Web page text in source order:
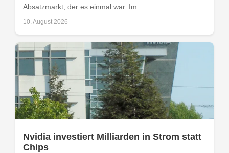
Absatzmarkt, der es einmal war. Im...
10. August 2026
Nvidia investiert Milliarden in Strom statt
Chips